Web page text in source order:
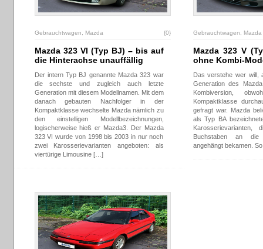
Gebrauchtwagen Mazda {0}
Mazda 323 VI (Typ BJ) – bis auf
die Hinterachse unauffällig
Der intern Typ BJ genannte Mazda 323 war
die sechste und zugleich auch letzte
Generation mit diesem Modellnamen. Mit dem
danach gebauten Nachfolger in der
Kompaktklasse wechselte Mazda nämlich zu
den einstelligen Modellbezeichnungen,
logischerweise hieß er Mazda3. Der Mazda
323 VI wurde von 1998 bis 2003 in nur noch
zwei Karosserievarianten angeboten: als
viertürige Limousine […]
Gebrauchtwagen Mazda
Mazda 323 V
ohne Kombi-
Das verstehe wer will,
Generation des
Kombiversion,
Kompaktklasse
gefragt war. Mazda
als Typ BA
Buchstaben an die
angehängt bekamen.